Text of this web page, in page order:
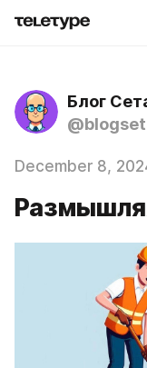
Блог
December 8,